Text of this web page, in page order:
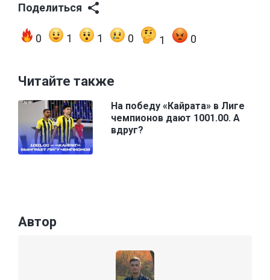
Поделиться
0 1 1 0 1 0
Читайте также
На победу «Кайрата» в Лиге
чемпионов дают 1001.00. А
вдруг?
Автор